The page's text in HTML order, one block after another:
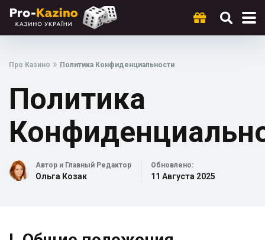
Про Казино » Политика Конфиденциальности
Политика
Автор и Главный Редактор
Ольга Козак
Обновлено:
11 Августа 2025